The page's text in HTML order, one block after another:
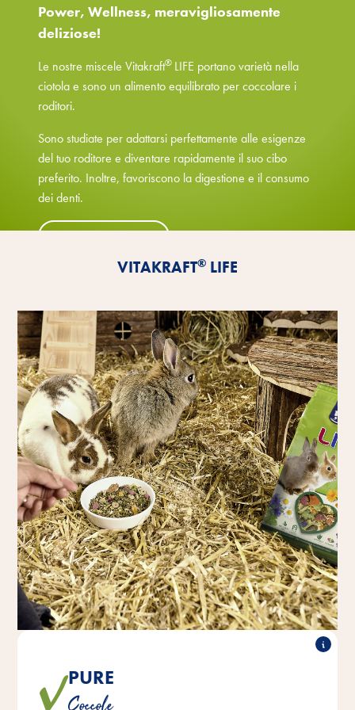
Power, Wellness, meravigliosamente
deliziose!
Le nostre miscele Vitakraft® LIFE portano varietà nella
ciotola e sono un alimento equilibrato per coccolare i
roditori.
Sono studiate per adattarsi perfettamente alle esigenze
del tuo roditore e diventare rapidamente il suo cibo
preferito. Inoltre, favoriscono la digestione e il consumo
dei denti.
Scopri i vantaggi
VITAKRAFT® LIFE
PURE
Le miscele particolarmente gustose offrono una